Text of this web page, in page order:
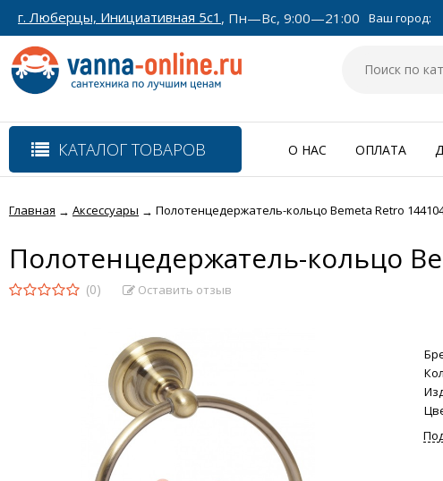
г. Люберцы, Инициативная 5с1 , Пн—Вс, 9:00—21:00 Ваш город:
КАТАЛОГ ТОВАРОВ О НАС ОПЛАТА
Главная → Аксессуары → Полотенцедержатель-кольцо Bemeta Retro
Полотенцедержатель-кольцо
(0) Оставить отзыв